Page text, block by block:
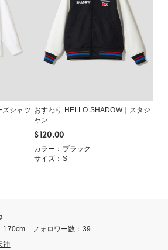
ズシャツ おすわり HELLO SHADOW｜スタジ
ャン
$‌120.00
カラー：ブラック
サイズ：S
170cm フォロワー数：39
神